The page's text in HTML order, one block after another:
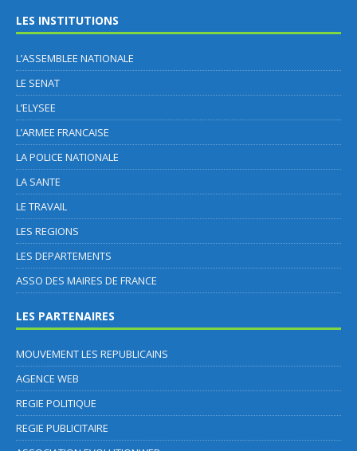
LES INSTITUTIONS
L’ASSEMBLEE NATIONALE
LE SENAT
L’ELYSEE
L’ARMEE FRANCAISE
LA POLICE NATIONALE
LA SANTE
LE TRAVAIL
LES REGIONS
LES DEPARTEMENTS
ASSO DES MAIRES DE FRANCE
LES PARTENAIRES
MOUVEMENT LES REPUBLICAINS
AGENCE WEB
REGIE POLITIQUE
REGIE PUBLICITAIRE